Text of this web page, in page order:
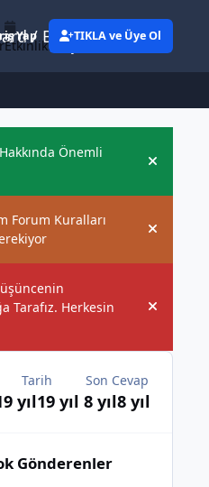
/ Blog
EtkinliklerEylemler
Yap TIKLA ve Üye Ol
Önemli
Hide
Forum Kuralları
Hide
Tarafız. Herkesin
Hide
Tarih
yıl19 yıl
Son Cevap
8 yıl8 yıl
Gönderenler